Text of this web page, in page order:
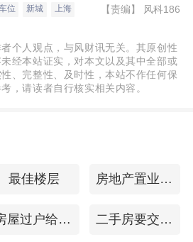
亿元
日，新城悦服务集团有
余约为人民币6.66亿元。
车位销售代理服务向王振
位 新城 上海 【责编】 风科186
个人观点，与风财讯无关。其原创性
经本站证实，对本文以及其中全部或
、完整性、及时性，本站不作任何保
，请读者自行核实相关内容。
最佳楼层 房地产置业顾问
房屋过户给子女 二手房要交的税